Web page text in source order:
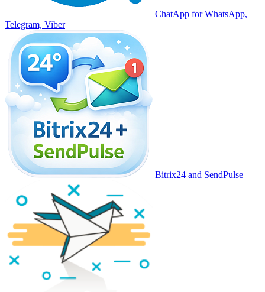
ChatApp for WhatsApp,
Telegram, Viber
Bitrix24 and SendPulse